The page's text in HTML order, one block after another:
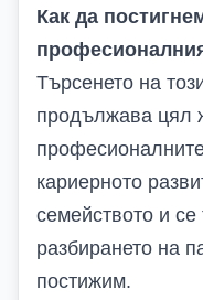
Как да
Търсенето на
продължава цял
кариерното
семейството и
разбирането на
постижим.